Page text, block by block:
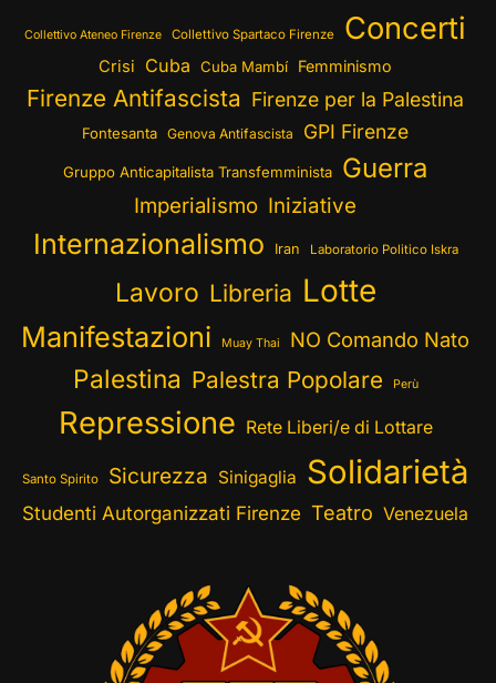
Collettivo Ateneo Firenze Collettivo Spartaco Firenze Concerti
Crisi Cuba Cuba Mambí Femminismo
Firenze Antifascista Firenze per la Palestina
Fontesanta Genova Antifascista GPI Firenze
Gruppo Anticapitalista Transfemminista Guerra
Imperialismo Iniziative
Internazionalismo Iran Laboratorio Politico Iskra
Lavoro Libreria Lotte
Manifestazioni Muay Thai NO Comando Nato
Palestina Palestra Popolare Perù
Repressione Rete Liberi/e di Lottare
Santo Spirito Sicurezza Sinigaglia Solidarietà
Studenti Autorganizzati Firenze Teatro Venezuela